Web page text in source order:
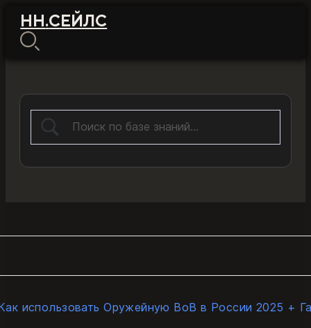
НН.СЕЙЛС
использовать Оружейную ВоВ в России 2025 +